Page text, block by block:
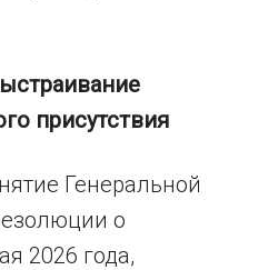
присутствия
Генеральной
о
2026 года,